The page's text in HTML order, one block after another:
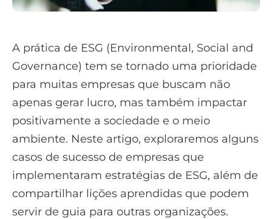
A prática de ESG (Environmental, Social and
Governance) tem se tornado uma prioridade
para muitas empresas que buscam não
apenas gerar lucro, mas também impactar
positivamente a sociedade e o meio
ambiente. Neste artigo, exploraremos alguns
casos de sucesso de empresas que
implementaram estratégias de ESG, além de
compartilhar lições aprendidas que podem
servir de guia para outras organizações.